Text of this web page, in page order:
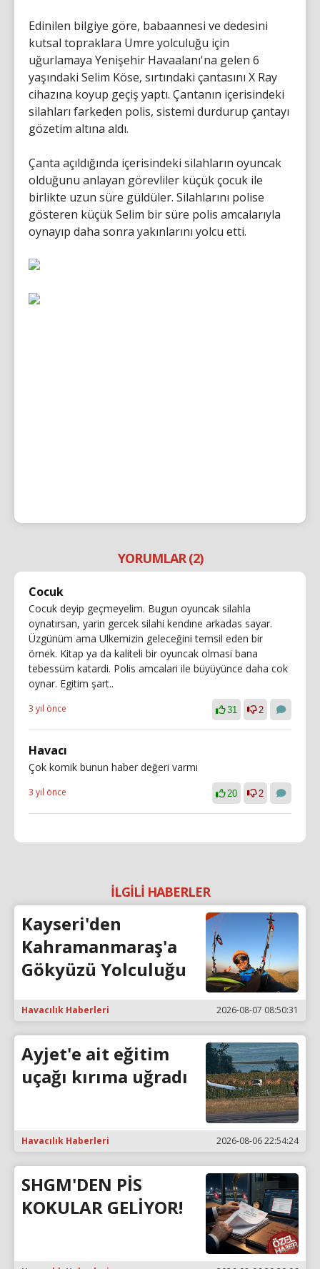
Edinilen bilgiye göre, babaannesi ve dedesini
kutsal topraklara Umre yolculuğu için
uğurlamaya Yenişehir Havaalanı'na gelen 6
yaşındaki Selim Köse, sırtındaki çantasını X Ray
cihazına koyup geçiş yaptı. Çantanın içerisindeki
silahları farkeden polis, sistemi durdurup çantayı
gözetim altına aldı.
Çanta açıldığında içerisindeki silahların oyuncak
olduğunu anlayan görevliler küçük çocuk ile
birlikte uzun süre güldüler. Silahlarını polise
gösteren küçük Selim bir süre polis amcalarıyla
oynayıp daha sonra yakınlarını yolcu etti.
YORUMLAR (2)
Cocuk
Cocuk deyip geçmeyelim. Bugun oyuncak silahla
oynatırsan, yarin gercek silahi kendıne arkadas sayar.
Üzgünüm ama Ulkemizin geleceğini temsil eden bir
örnek. Kitap ya da kaliteli bir oyuncak olmasi bana
tebessüm katardi. Polis amcalari ile büyüyünce daha cok
oynar. Egitim şart..
3 yıl önce 31 2
Havacı
Çok komik bunun haber değeri varmı
3 yıl önce 20 2
İLGİLİ HABERLER
Kayseri'den
Kahramanmaraş'a
Gökyüzü Yolculuğu
Havacılık Haberleri 2026-08-07 08:50:31
Ayjet'e ait eğitim
uçağı kırıma uğradı
Havacılık Haberleri 2026-08-06 22:54:24
SHGM'DEN PİS
KOKULAR GELİYOR!